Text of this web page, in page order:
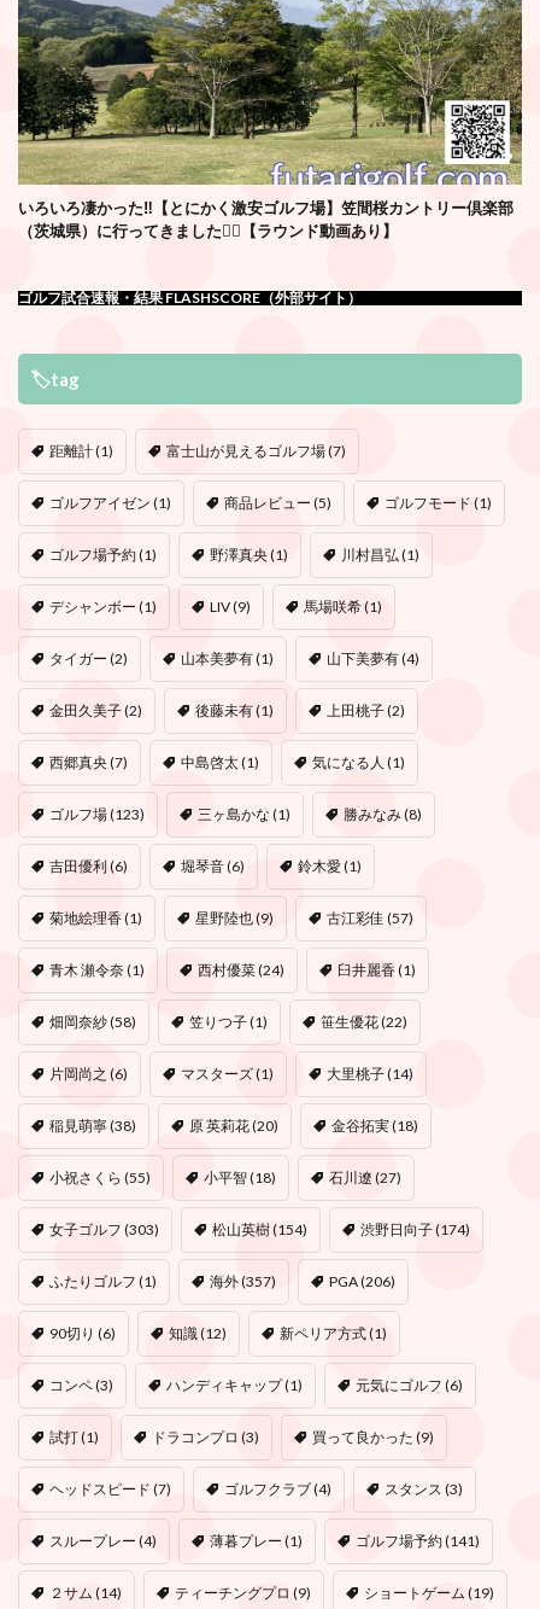
いろいろ凄かった‼️【とにかく激安ゴルフ場】笠間桜カントリー倶楽部
（茨城県）に行ってきました🏌️‍♂️【ラウンド動画あり】
ゴルフ試合速報・結果 FLASHSCORE（外部サイト）
🏷tag
距離計(1) 富士山が見えるゴルフ場(7)
ゴルフアイゼン (1) 商品レビュー (5) ゴルフモード (1)
ゴルフ場予約(1) 野澤真央(1) 川村昌弘 (1)
デシャンボー (1) LIV(9) 馬場咲希(1)
タイガー (2) 山本美夢有(1) 山下美夢有(4)
金田久美子(2) 後藤未有(1) 上田桃子(2)
西郷真央(7) 中島啓太(1) 気になる人 (1)
ゴルフ場(123) 三ヶ島かな (1) 勝みなみ(8)
吉田優利 (6) 堀琴音(6) 鈴木愛(1)
菊地絵理香(1) 星野陸也(9) 古江彩佳 (57)
青木 瀬令奈(1) 西村優菜(24) 臼井麗香(1)
畑岡奈紗(58) 笠りつ子(1) 笹生優花(22)
片岡尚之 (6) マスターズ(1) 大里桃子(14)
稲見萌寧(38) 原 英莉花(20) 金谷拓実(18)
小祝さくら (55) 小平智(18) 石川遼 (27)
女子ゴルフ (303) 松山英樹(154) 渋野日向子(174)
ふたりゴルフ (1) 海外(357) PGA(206)
90切り (6) 知識(12) 新ペリア方式(1)
コンペ(3) ハンディキャップ(1) 元気にゴルフ (6)
試打(1) ドラコンプロ (3) 買って良かった (9)
ヘッドスピード (7) ゴルフクラブ(4) スタンス (3)
スループレー (4) 薄暮プレー (1) ゴルフ場予約(141)
２サム (14) ティーチングプロ (9) ショートゲーム (19)